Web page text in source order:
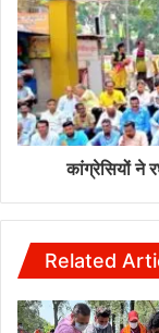
कांग्रेसियों ने
Related